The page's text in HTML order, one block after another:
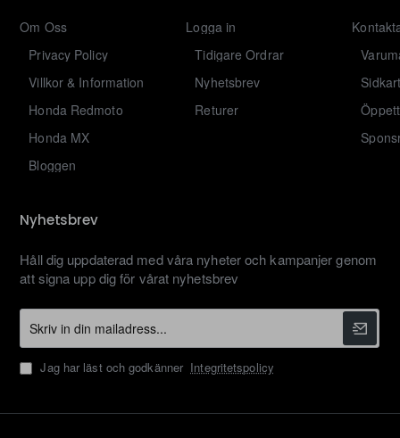
Om Oss
Privacy Policy
Villkor & Information
Honda Redmoto
Honda MX
Bloggen
Logga in
Tidigare Ordrar
Nyhetsbrev
Returer
Nyhetsbrev
Håll dig uppdaterad med våra nyheter och kampanjer genom
att signa upp dig för vårat nyhetsbrev
din
mailadress...
Jag har läst och godkänner Integritetspolicy